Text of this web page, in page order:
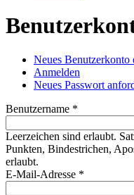
Haupt-Reiter
Neues Benutzerkonto
Anmelden
Neues Passwort
Benutzername *
Leerzeichen sind erlaubt.
Punkten, Bindestrichen,
erlaubt.
E-Mail-Adresse *